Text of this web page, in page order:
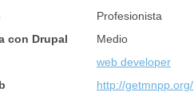
Profesionista
con Drupal
Medio
web developer
http://getmnpp.org/